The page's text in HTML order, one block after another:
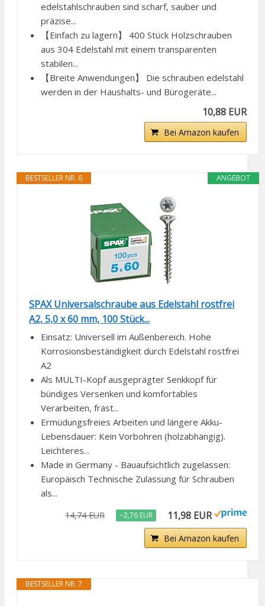
edelstahlschrauben sind scharf, sauber und
präzise...
【Einfach zu lagern】 400 Stück Holzschrauben
aus 304 Edelstahl mit einem transparenten
stabilen...
【Breite Anwendungen】 Die schrauben edelstahl
werden in der Haushalts- und Bürogeräte...
10,88 EUR
Bei Amazon kaufen
ANGEBOT
BESTSELLER NR. 6
SPAX Universalschraube aus Edelstahl rostfrei
A2, 5,0 x 60 mm, 100 Stück...
Einsatz: Universell im Außenbereich. Hohe
Korrosionsbeständigkeit durch Edelstahl rostfrei
A2
Als MULTI-Kopf ausgeprägter Senkkopf für
bündiges Versenken und komfortables
Verarbeiten, fräst...
Ermüdungsfreies Arbeiten und längere Akku-
Lebensdauer: Kein Vorbohren (holzabhängig).
Leichteres...
Made in Germany - Bauaufsichtlich zugelassen:
Europäisch Technische Zulassung für Schrauben
als...
14,74 EUR −2,76 EUR 11,98 EUR
Bei Amazon kaufen
BESTSELLER NR. 7